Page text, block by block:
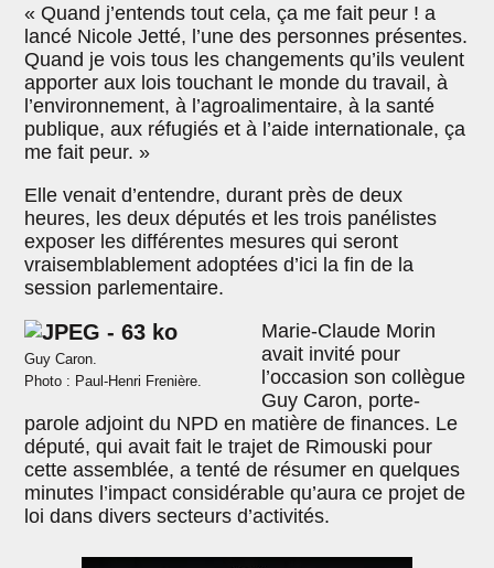
« Quand j’entends tout cela, ça me fait peur ! a
lancé Nicole Jetté, l’une des personnes présentes.
Quand je vois tous les changements qu’ils veulent
apporter aux lois touchant le monde du travail, à
l’environnement, à l’agroalimentaire, à la santé
publique, aux réfugiés et à l’aide internationale, ça
me fait peur. »
Elle venait d’entendre, durant près de deux
heures, les deux députés et les trois panélistes
exposer les différentes mesures qui seront
vraisemblablement adoptées d’ici la fin de la
session parlementaire.
Guy Caron.
Photo : Paul-Henri Frenière.
Marie-Claude Morin
avait invité pour
l’occasion son collègue
Guy Caron, porte-
parole adjoint du NPD en matière de finances. Le
député, qui avait fait le trajet de Rimouski pour
cette assemblée, a tenté de résumer en quelques
minutes l’impact considérable qu’aura ce projet de
loi dans divers secteurs d’activités.